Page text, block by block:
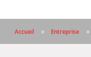
Accueil » Entreprise »